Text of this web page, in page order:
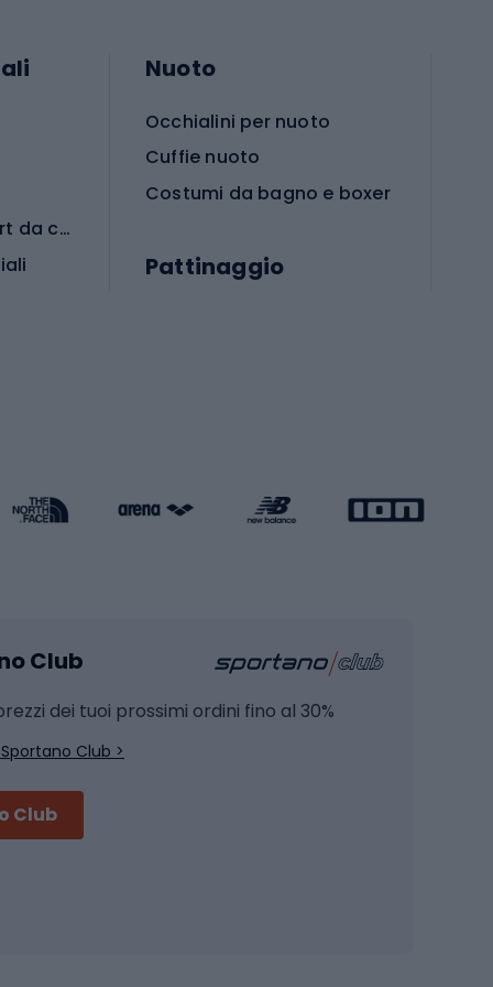
Abbigliamento per sport da combattimento
Nuoto
Occhialini per nuoto
Cuffie nuoto
Costumi da bagno e boxer
Pattinaggio
Caschi da pattinaggio
Pesca al siluro
Pesca a spinning
Club
dei tuoi prossimi ordini fino al 30%
Club >
Club